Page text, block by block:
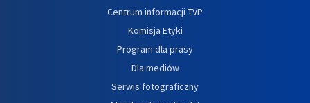
Centrum informacji TVP
Komisja Etyki
Program dla prasy
Dla mediów
Serwis fotograficzny